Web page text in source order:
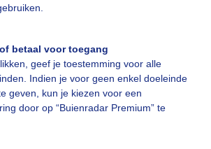
betaal voor toegang
geef je toestemming voor alle
Indien je voor geen enkel doeleinde
geven, kun je kiezen voor een
door op “Buienradar Premium” te